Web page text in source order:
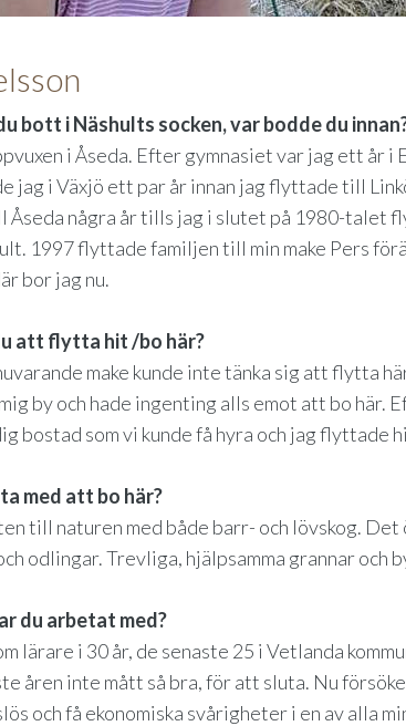
bott i Näshults socken, var bodde du
i Åseda. Efter gymnasiet var jag ett år
jag i Växjö ett par år innan jag flyttade till
Åseda några år tills jag i slutet på 1980-talet
1997 flyttade familjen till min make Pers
bor jag nu.
att flytta hit /bo här?
make kunde inte tänka sig att flytta
by och hade ingenting alls emot att bo här.
bostad som vi kunde få hyra och jag flyttade
med att bo här?
till naturen med både barr- och lövskog.
odlingar. Trevliga, hjälpsamma grannar och
du arbetat med?
lärare i 30 år, de senaste 25 i Vetlanda
åren inte mått så bra, för att sluta. Nu
och få ekonomiska svårigheter i en av alla